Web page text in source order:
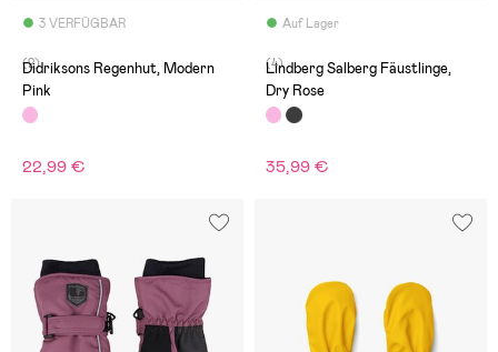
3 VERFÜGBAR
(2)
Didriksons Regenhut, Modern
Pink
22,99 €
Auf Lager
(4)
Lindberg Salberg Fäustlinge,
Dry Rose
35,99 €